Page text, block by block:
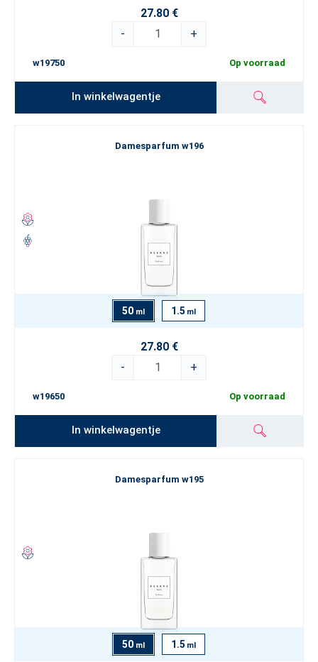
27.80 €
-
+
w19750 Op voorraad
In winkelwagentje
Damesparfum w196
50 ml 1.5 ml
27.80 €
-
+
w19650 Op voorraad
In winkelwagentje
Damesparfum w195
50 ml 1.5 ml